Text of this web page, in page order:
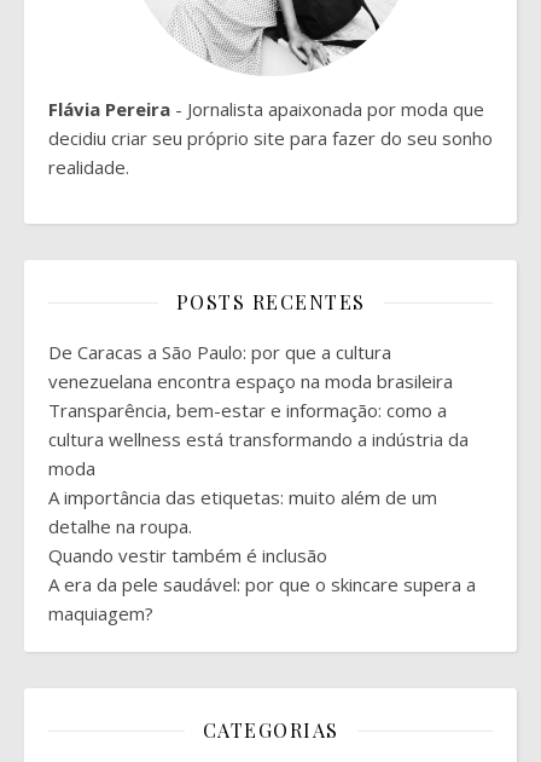
Flávia Pereira - Jornalista apaixonada por moda que
decidiu criar seu próprio site para fazer do seu sonho
realidade.
POSTS RECENTES
De Caracas a São Paulo: por que a cultura
venezuelana encontra espaço na moda brasileira
Transparência, bem-estar e informação: como a
cultura wellness está transformando a indústria da
moda
A importância das etiquetas: muito além de um
detalhe na roupa.
Quando vestir também é inclusão
A era da pele saudável: por que o skincare supera a
maquiagem?
CATEGORIAS